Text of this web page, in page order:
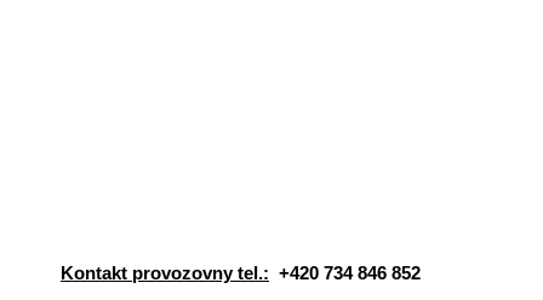
Kontakt provozovny tel.: +420 734 846 852